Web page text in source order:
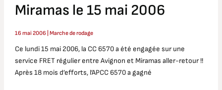
Miramas le 15 mai 2006
16 mai 2006 Marche de rodage
Ce lundi 15 mai 2006, la CC 6570 a été engagée sur une
service FRET régulier entre Avignon et Miramas aller-retour !!
Après 18 mois d’efforts, l’APCC 6570 a gagné
mai